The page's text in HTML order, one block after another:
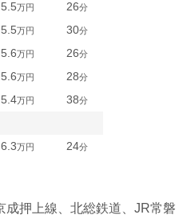
5.5万円 26分
5.5万円 30分
5.6万円 26分
5.6万円 28分
5.4万円 38分
6.3万円 24分
押上線、北総鉄道、JR常磐